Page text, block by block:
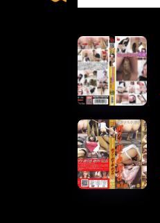
FF-
459
ジ
ェ
イ
ド
恥
じ
E22-
02
ジ
ェ